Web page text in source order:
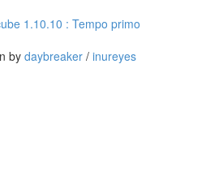
1.10.10 : Tempo primo
bydaybreaker/ inureyes